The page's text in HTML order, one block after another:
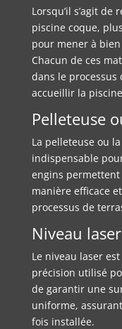
Lorsqu’il s’agit
piscine coque,
pour mener à
Chacun de ces
dans le
accueillir la
Pelleteuse
La pelleteuse ou
indispensable
engins permettent
manière efficace
processus de
Niveau laser
Le niveau laser
précision utilisé
de garantir une
uniforme,
fois installée.